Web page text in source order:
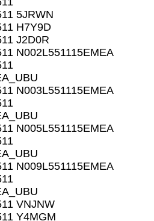
5JRWN
H7Y9D
J2D0R
N002L551115EMEA
N003L551115EMEA
N005L551115EMEA
N009L551115EMEA
VNJNW
Y4MGM